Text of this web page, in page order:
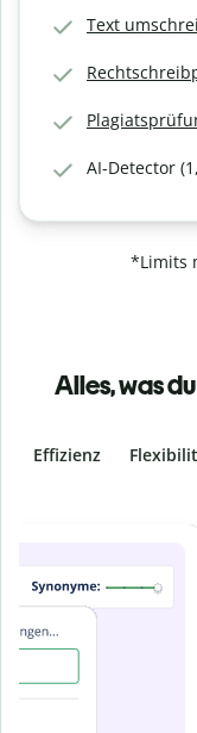
Text
AI-Detector
*Limits
Alles, was
Effizienz